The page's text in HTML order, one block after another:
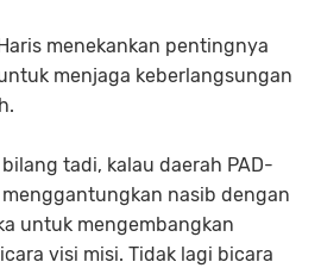
menekankan pentingnya
menjaga keberlangsungan
tadi, kalau daerah PAD-
nasib dengan
untuk mengembangkan
visi misi. Tidak lagi bicara